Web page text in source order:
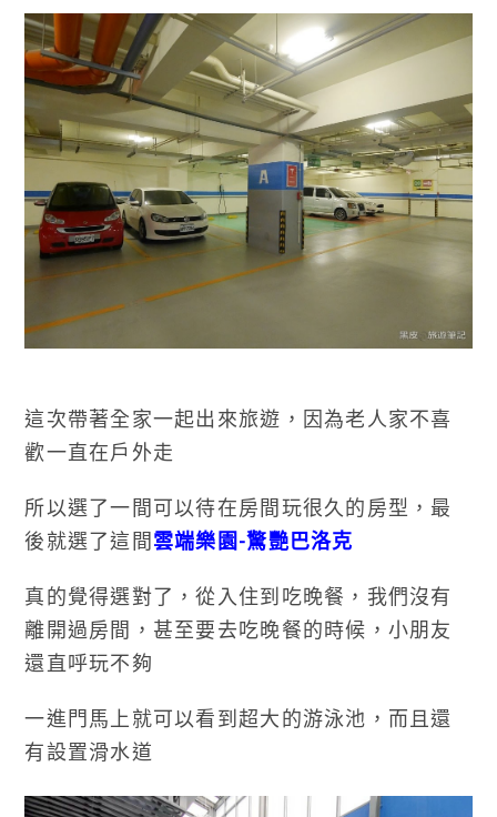
這次帶著全家一起出來旅遊，因為老人家不喜
歡一直在戶外走
所以選了一間可以待在房間玩很久的房型，最
後就選了這間 雲端樂園-驚艷巴洛克
真的覺得選對了，從入住到吃晚餐，我們沒有
離開過房間，甚至要去吃晚餐的時候，小朋友
還直呼玩不夠
一進門馬上就可以看到超大的游泳池，而且還
有設置滑水道